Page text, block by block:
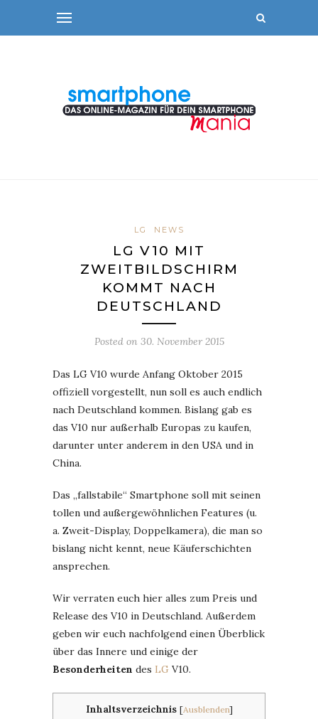
LG NEWS
LG V10 MIT
ZWEITBILDSCHIRM
KOMMT NACH
DEUTSCHLAND
Posted on 30. November 2015
Das LG V10 wurde Anfang Oktober 2015
offiziell vorgestellt, nun soll es auch endlich
nach Deutschland kommen. Bislang gab es
das V10 nur außerhalb Europas zu kaufen,
darunter unter anderem in den USA und in
China.
Das „fallstabile“ Smartphone soll mit seinen
tollen und außergewöhnlichen Features (u.
a. Zweit-Display, Doppelkamera), die man so
bislang nicht kennt, neue Käuferschichten
ansprechen.
Wir verraten euch hier alles zum Preis und
Release des V10 in Deutschland. Außerdem
geben wir euch nachfolgend einen Überblick
über das Innere und einige der
Besonderheiten des LG V10.
Inhaltsverzeichnis [Ausblenden]